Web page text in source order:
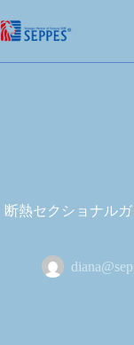
断熱セクショナル